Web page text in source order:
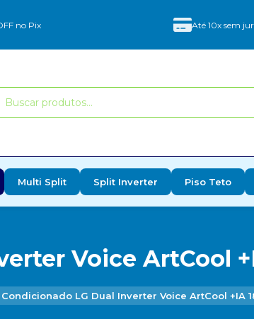
no Pix Até 10x sem
Multi Split Split Inverter Piso Teto
Voice ArtCool
LG Dual Inverter Voice ArtCool +IA